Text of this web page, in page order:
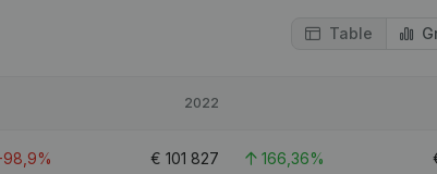
Table
2022
98,9% € 101 827 166,36%